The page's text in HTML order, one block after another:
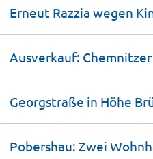
Erneut Razzia wegen
Ausverkauf:
Georgstraße in Höhe
Pobershau: Zwei